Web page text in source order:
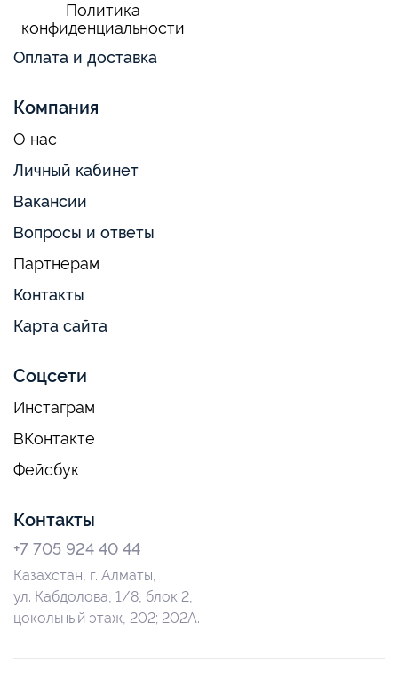
Политика
конфиденциальности
Оплата и доставка
Компания
О нас
Личный кабинет
Вакансии
Вопросы и ответы
Партнерам
Контакты
Карта сайта
Соцсети
Инстаграм
ВКонтакте
Фейсбук
Контакты
+7 705 924 40 44
Казахстан, г. Алматы,
ул. Кабдолова, 1/8, блок 2,
цокольный этаж, 202; 202А.